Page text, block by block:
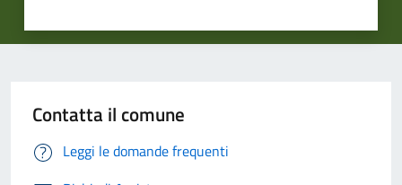
Contatta il comune
Leggi le domande frequenti